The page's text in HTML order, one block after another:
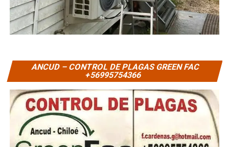
ANCUD – CONTROL DE PLAGAS GREEN FAC
+56995754366